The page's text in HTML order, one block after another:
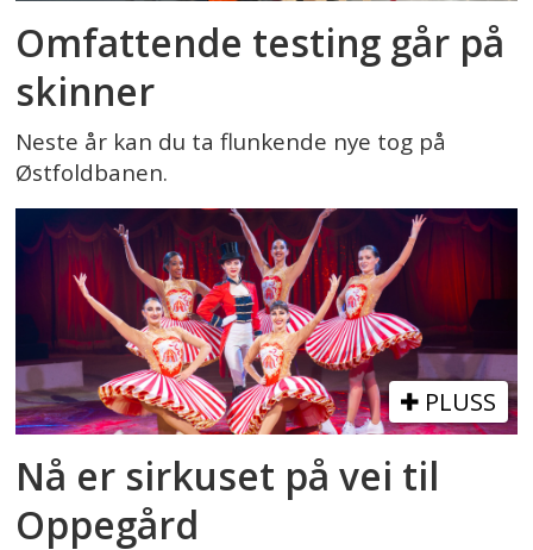
Omfattende testing går på
skinner
Neste år kan du ta flunkende nye tog på
Østfoldbanen.
PLUSS
Nå er sirkuset på vei til
Oppegård